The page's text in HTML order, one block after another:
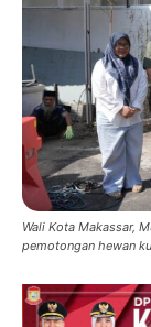
Wali Kota Makassar,
pemotongan hewan